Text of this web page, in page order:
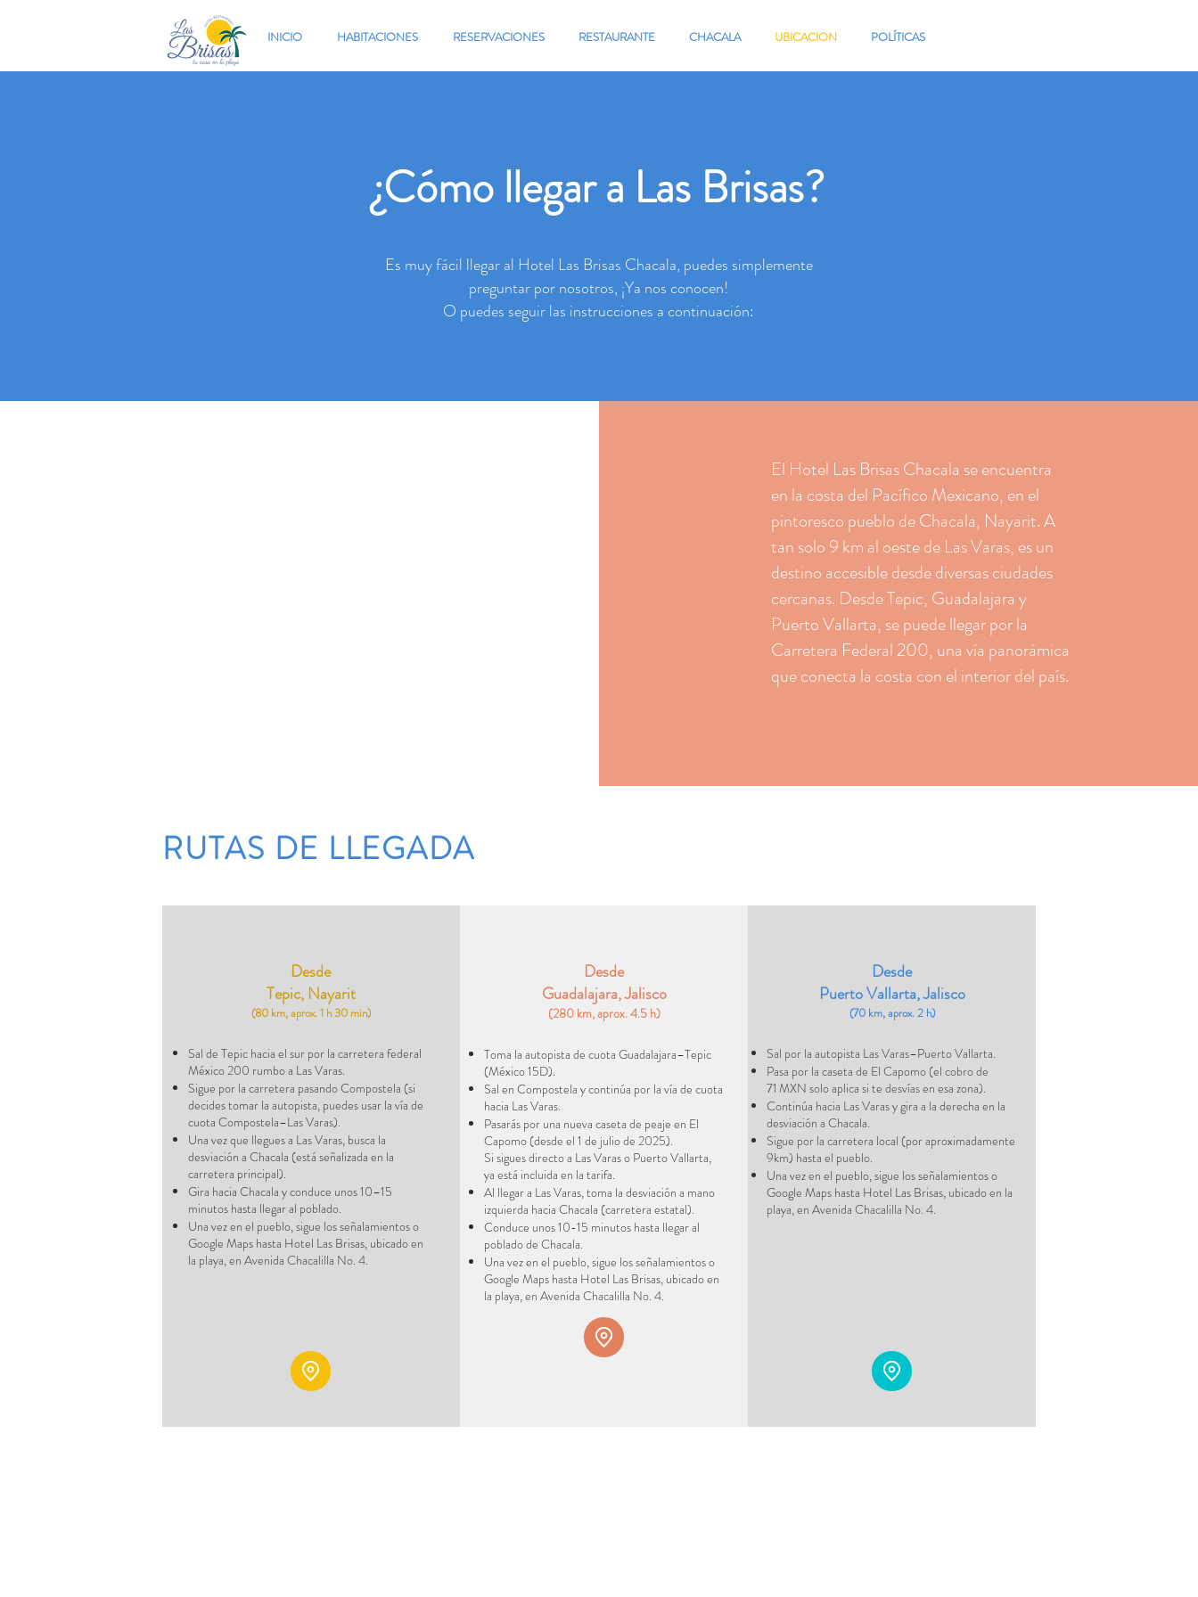
INICIO HABITACIONES RESERVACIONES RESTAURANTE CHACALA UBICACION POLÍTICAS
¿Cómo llegar a Las Brisas?
Es muy fácil llegar al Hotel Las Brisas Chacala, puedes simplemente
preguntar por nosotros, ¡Ya nos conocen!
O puedes seguir las instrucciones a continuación:
El Hotel Las Brisas Chacala se encuentra
en la costa del Pacífico Mexicano, en el
pintoresco pueblo de Chacala, Nayarit. A
tan solo 9 km al oeste de Las Varas, es un
destino accesible desde diversas ciudades
cercanas. Desde Tepic, Guadalajara y
Puerto Vallarta, se puede llegar por la
Carretera Federal 200, una vía panorámica
que conecta la costa con el interior del país.
RUTAS DE LLEGADA
Desde
Guadalajara, Jalisco
(280 km, aprox. 4.5 h)
Toma la autopista de cuota Guadalajara–Tepic
(México 15D).
Sal en Compostela y continúa por la vía de cuota
hacia Las Varas.
Pasarás por una nueva caseta de peaje en El
Capomo (desde el 1 de julio de 2025).
Si sigues directo a Las Varas o Puerto Vallarta,
ya está incluida en la tarifa.
Al llegar a Las Varas, toma la desviación a mano
izquierda hacia Chacala (carretera estatal).
Conduce unos 10-15 minutos hasta llegar al
poblado de Chacala.
Una vez en el pueblo, sigue los señalamientos o
Google Maps hasta Hotel Las Brisas, ubicadoen
la playa, en Avenida Chacalilla No. 4.
Desde
Puerto Vallarta, Jalisco
(70 km, aprox. 2 h)
Sal por la autopista Las Varas–Puerto Vallarta.
Pasa por la caseta de El Capomo (el cobro de
71 MXN solo aplica si te desvías en esa zona).
Continúa hacia Las Varas y gira a la derecha en la
desviación a Chacala.
Sigue por la carretera local (por aproximadamente
9km) hasta el pueblo.
Una vez en el pueblo, sigue los señalamientos o
Google Maps hasta Hotel Las Brisas, ubicadoen la
playa, en Avenida Chacalilla No. 4.
Desde
Tepic, Nayarit
(80 km, aprox. 1 h 30 min)
Sal de Tepic hacia el sur por la carretera federal
México 200 rumbo a Las Varas.
Sigue por la carretera pasando Compostela (si
decides tomar la autopista, puedes usar la vía de
cuota Compostela–Las Varas).
Una vez que llegues a Las Varas, busca la
desviación a Chacala (está señalizada en la
carretera principal).
Gira hacia Chacala y conduce unos 10–15
minutos hasta llegar al poblado.
Una vez en el pueblo, sigue los señalamientos o
Google Maps hasta Hotel Las Brisas, ubicadoen
la playa, en Avenida Chacalilla No. 4.